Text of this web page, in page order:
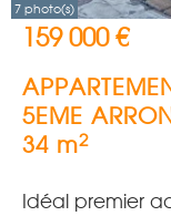
7 photo(s)
159 000 €
5EME
34 m2
Idéal premier